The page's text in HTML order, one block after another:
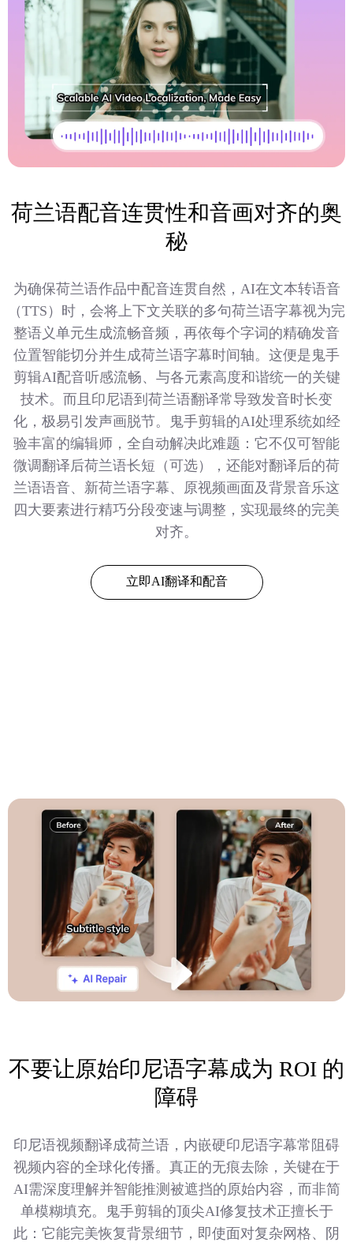
荷兰语配音连贯性和音画对齐的奥
秘
为确保荷兰语作品中配音连贯自然，AI在文本转语音
（TTS）时，会将上下文关联的多句荷兰语字幕视为完
整语义单元生成流畅音频，再依每个字词的精确发音
位置智能切分并生成荷兰语字幕时间轴。这便是鬼手
剪辑AI配音听感流畅、与各元素高度和谐统一的关键
技术。而且印尼语到荷兰语翻译常导致发音时长变
化，极易引发声画脱节。鬼手剪辑的AI处理系统如经
验丰富的编辑师，全自动解决此难题：它不仅可智能
微调翻译后荷兰语长短（可选），还能对翻译后的荷
兰语语音、新荷兰语字幕、原视频画面及背景音乐这
四大要素进行精巧分段变速与调整，实现最终的完美
对齐。
立即AI翻译和配音
不要让原始印尼语字幕成为 ROI 的
障碍
印尼语视频翻译成荷兰语，内嵌硬印尼语字幕常阻碍
视频内容的全球化传播。真正的无痕去除，关键在于
AI需深度理解并智能推测被遮挡的原始内容，而非简
单模糊填充。鬼手剪辑的顶尖AI修复技术正擅长于
此：它能完美恢复背景细节，即使面对复杂网格、阴